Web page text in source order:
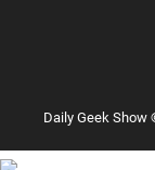
Daily Geek Show